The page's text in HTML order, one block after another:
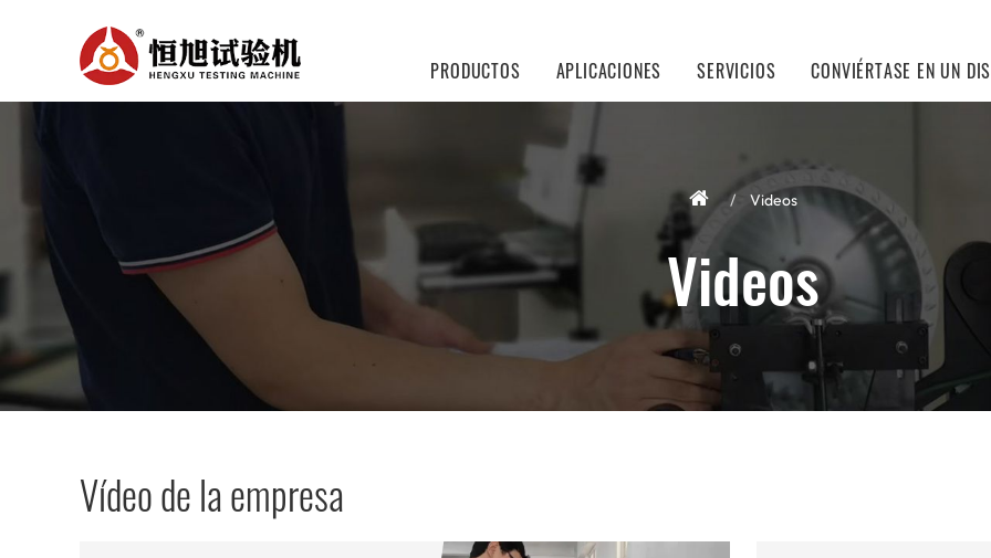
PRODUCTOS APLICACIONES SERVICIOS CONVIÉRTASE EN UN
Videos
Videos
Vídeo de la empresa